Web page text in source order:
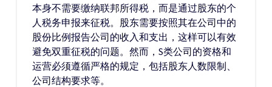
本身不需要缴纳联邦所得税，而是通过股东的个
人税务申报来征税。股东需要按照其在公司中的
股份比例报告公司的收入和支出，这样可以有效
避免双重征税的问题。然而，S类公司的资格和
运营必须遵循严格的规定，包括股东人数限制、
公司结构要求等。